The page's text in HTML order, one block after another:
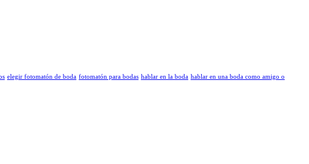
elegir fotomatón de boda fotomatón para bodas hablar en la boda hablar en una boda como amigo o